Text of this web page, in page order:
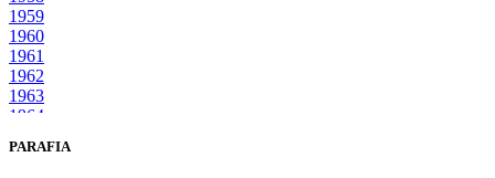
1959
1960
1961
1962
1963
1964
1966
PARAFIA